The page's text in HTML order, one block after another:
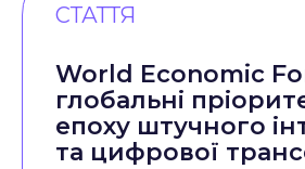
СТАТТЯ
World Economic
глобальні
епоху штучного
та цифрової